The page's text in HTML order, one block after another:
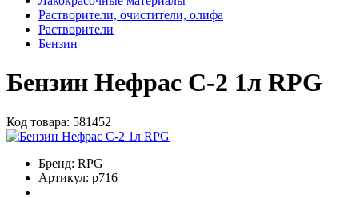
Растворители, очистители, олифа
Растворители
Бензин
Бензин Нефрас С-2 1л RPG
Код товара: 581452
Бренд: RPG
Артикул: р716